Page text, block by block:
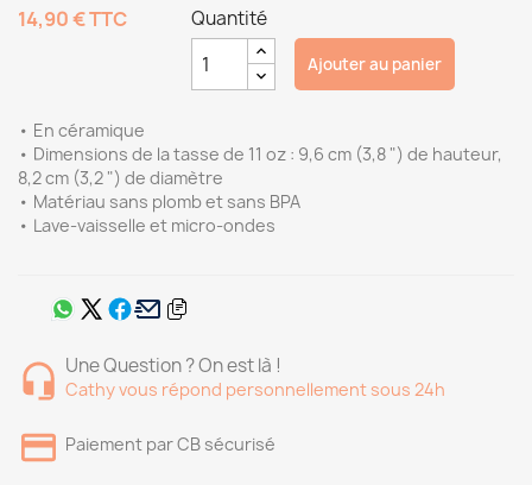
14,90 €TTC
• En céramique
• Dimensions de la tasse de 11 oz : 9,6 cm (3,8 ") de hauteur,
8,2 cm (3,2 ") de diamètre
• Matériau sans plomb et sans BPA
• Lave-vaisselle et micro-ondes
Quantité
Ajouter au panier
Une Question ? On est là !
Cathy vous répond personnellement sous 24h
Paiement par CB sécurisé